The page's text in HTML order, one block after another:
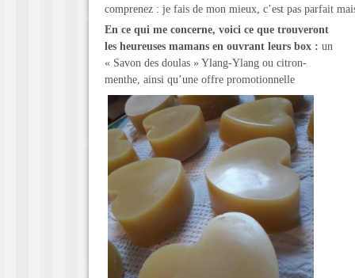
comprenez : je fais de mon mieux, c’est pas parfait
En ce qui me concerne, voici ce que trouveront
les heureuses mamans en ouvrant leurs box : un
« Savon des doulas » Ylang-Ylang ou citron-
menthe, ainsi qu’une offre promotionnelle